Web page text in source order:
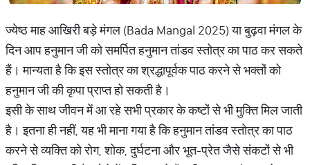
ज्येष्ठ माह आखिरी बड़े मंगल (Bada Mangal 2025) या बुढ़वा मंगल के
दिन आप हनुमान जी को समर्पित हनुमान तांडव स्तोत्र का पाठ कर सकते
हैं। मान्यता है कि इस स्तोत्र का श्रद्धापूर्वक पाठ करने से भक्तों को
हनुमान जी की कृपा प्राप्त हो सकती है।
इसी के साथ जीवन में आ रहे सभी प्रकार के कष्टों से भी मुक्ति मिल जाती
है। इतना ही नहीं, यह भी माना गया है कि हनुमान तांडव स्तोत्र का पाठ
करने से व्यक्ति को रोग, शोक, दुर्घटना और भूत-प्रेत जैसे संकटों से भी